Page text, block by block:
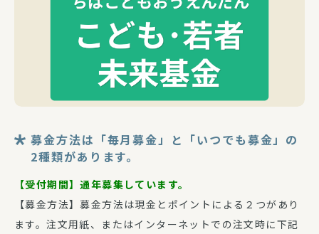
募金方法は「毎月募金」と「いつでも募金」の
2種類があります。
【受付期間】通年募集しています。
【募金方法】募金方法は現金とポイントによる２つがあり
ます。注文用紙、またはインターネットでの注文時に下記